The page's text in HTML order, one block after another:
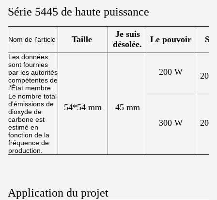
Série 5445 de haute puissance
Nom de l'article Taille
Je suis
désolée.
Le pouvoir
Les données
sont fournies
par les autorités
compétentes de
l'État membre.
54*54 mm 45 mm
200 W
Le nombre total
d'émissions de
dioxyde de
carbone est
estimé en
fonction de la
fréquence de
production.
300 W
Application du projet